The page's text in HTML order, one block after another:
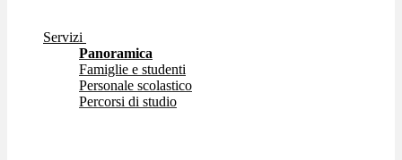
Servizi
Panoramica
Famiglie e studenti
Personale scolastico
Percorsi di studio